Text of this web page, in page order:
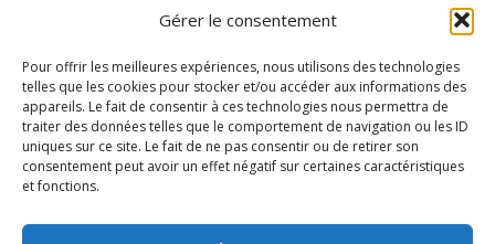
Gérer le consentement
Pour offrir les meilleures expériences, nous utilisons des technologies
telles que les cookies pour stocker et/ou accéder aux informations des
appareils. Le fait de consentir à ces technologies nous permettra de
traiter des données telles que le comportement de navigation ou les ID
uniques sur ce site. Le fait de ne pas consentir ou de retirer son
consentement peut avoir un effet négatif sur certaines caractéristiques
et fonctions.
Site Web
Poster commentaire